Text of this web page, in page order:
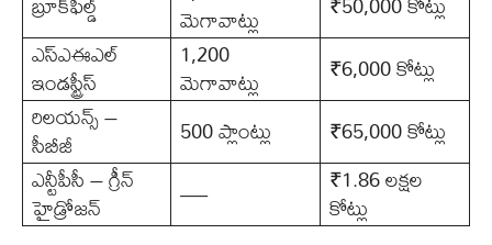
మెగావాట్లు
ఎస్ఎఈఎల్
ఇండస్ట్రీస్
1,200
మెగావాట్లు
₹6,000 కోట్లు
రిలయన్స్ –
సీబీజీ 500 ప్లాంట్లు
₹65,000 కోట్లు
ఎన్టీపీసీ – గ్రీన్
హైడ్రోజన్ — ₹1.86 లక్షల
కోట్లు